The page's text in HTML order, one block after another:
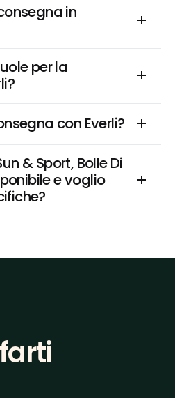
in
per la
con Everli?
& Sport, Bolle Di
e voglio